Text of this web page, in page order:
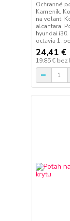
Ochranné
Kamenik.
na volant.
alcantara.
hyundai
octavia 1.
24,41 €
19,85 € bez